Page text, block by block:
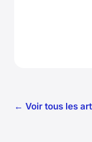
← Voir tous les